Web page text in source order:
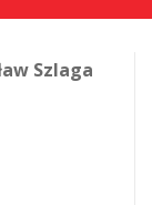
Szlaga